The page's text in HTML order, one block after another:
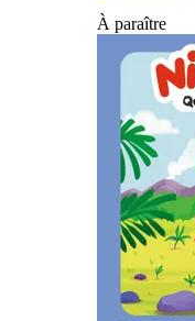
À paraître